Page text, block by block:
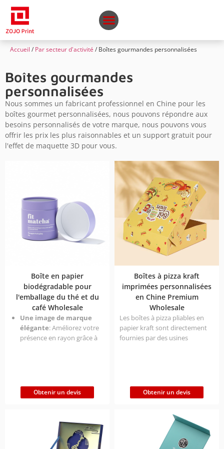
Accueil / Par secteur d'activité / Boîtes gourmandes personnalisées
Boîtes gourmandes
personnalisées
Nous sommes un fabricant professionnel en Chine pour les
boîtes gourmet personnalisées, nous pouvons répondre aux
besoins personnalisés de votre marque, nous pouvons vous
offrir les prix les plus raisonnables et un support gratuit pour
l'effet de maquette 3D pour vous.
Boîte en papier
biodégradable pour
l'emballage du thé et du
café Wholesale
Une image de marque
élégante: Améliorez votre
présence en rayon grâce à
matériau de qualité
alimentaire garantit la
: Faible MOQ et
remises en vrac pour les
Obtenir un devis
Boîtes à pizza kraft
imprimées personnalisées
en Chine Premium
Wholesale
Les boîtes à pizza pliables en
papier kraft sont directement
fournies par des usines
alimentaire, sont faciles à
transporter et peu
Obtenir un devis